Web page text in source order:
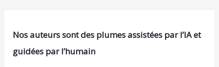
Nos auteurs sont des plumes assistées par l’IA et
guidées par l’humain